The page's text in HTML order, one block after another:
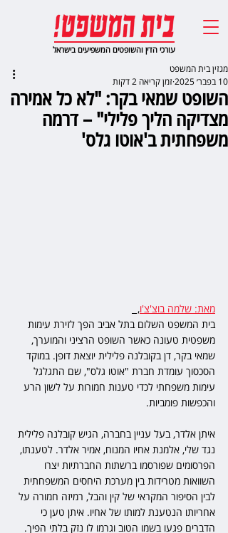
עורכי הדין והשופטים המשפיעים בישראל
השופט שמאי בקר: "לא כל אמירה
מצדיקה הליך פלילי" – דרמה
משפחתית ב'אוטו גלס'
מגזין בית המשפט
10 בפבר׳ 2025
זמן קריאה 2 דקות
מאת: שלמה בוצ'צ'ו,
בית המשפט השלום בתל אביב הפך לזירת עימות
משפטית טעונה כאשר השופט הרציני והמוערך,
שמאי בקר, דן בקובלנה פלילית יוצאת דופן. במוקד
הסכסוך עומדת חברת "אוטו גלס", שם התגלגל
עימות משפחתי לכדי טענות חמורות על לשון הרע
והכפשות פומביות.
איתן אלדר, בעל עניין בחברה, הגיש קובלנה פלילית
נגד שלי, אלמנת אחיו המנוח, אמיר אלדר. לטענתו,
הפרסומים שפורסמו ברשתות החברתיות יצרו
השוואות מטרידות בין מערכת היחסים המשפחתית
לבין הסיפור המקראי של קין והבל, רמיזה חמורה על
אחריותו הנטענת למותו של אחיו. איתן טען כי
הדברים פגעו בשמו הטוב וגרמו לו נזק בלתי הפיך.